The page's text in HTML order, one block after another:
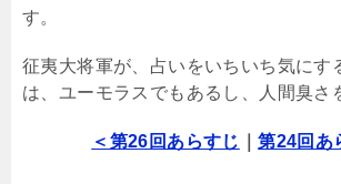
す。
征夷大将軍が、占いをいちいち気にす
は、ユーモラスでもあるし、人間臭さ
＜第26回あらすじ ｜第24回あ